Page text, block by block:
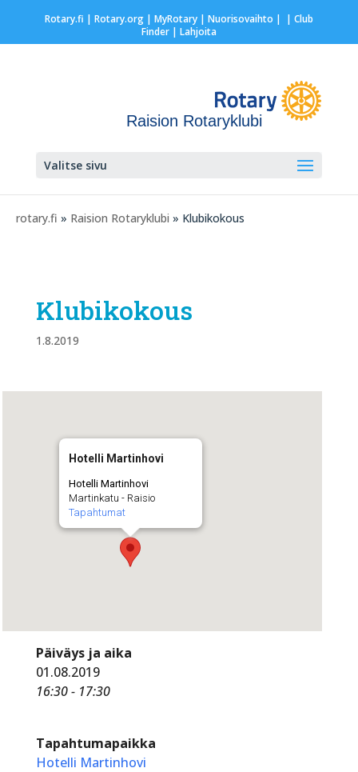
Rotary.fi | Rotary.org| MyRotary | Nuorisovaihto | | Club
Finder| Lahjoita
Raision Rotaryklubi
Valitse sivu
rotary.fi » Raision Rotaryklubi » Klubikokous
Klubikokous
1.8.2019
Hotelli Martinhovi
Hotelli Martinhovi
Martinkatu - Raisio
Tapahtumat
Päiväys ja aika
01.08.2019
16:30 - 17:30
Tapahtumapaikka
Hotelli Martinhovi